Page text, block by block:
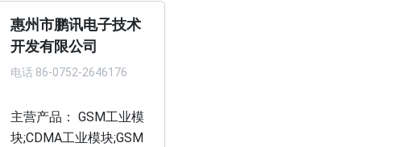
惠州市鹏讯电子技术
开发有限公司
电话 86-0752-2646176
主营产品： GSM工业模
块;CDMA工业模块;GSM